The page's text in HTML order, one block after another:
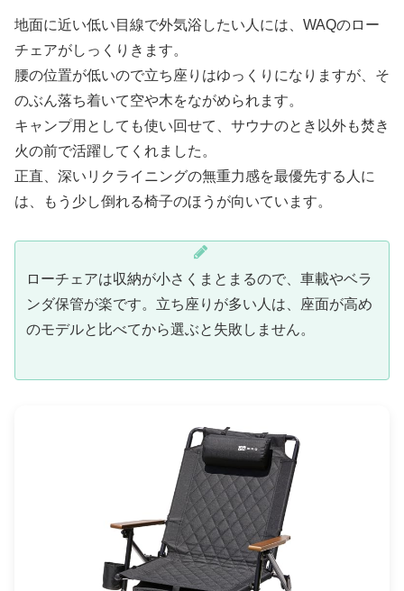
地面に近い低い目線で外気浴したい人には、WAQのロー
チェアがしっくりきます。
腰の位置が低いので立ち座りはゆっくりになりますが、そ
のぶん落ち着いて空や木をながめられます。
キャンプ用としても使い回せて、サウナのとき以外も焚き
火の前で活躍してくれました。
正直、深いリクライニングの無重力感を最優先する人に
は、もう少し倒れる椅子のほうが向いています。
ローチェアは収納が小さくまとまるので、車載やベラ
ンダ保管が楽です。立ち座りが多い人は、座面が高め
のモデルと比べてから選ぶと失敗しません。